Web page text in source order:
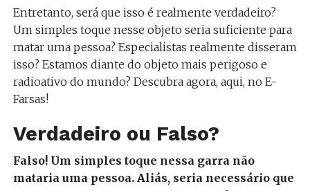
Entretanto, será que isso é realmente verdadeiro?
Um simples toque nesse objeto seria suficiente para
matar uma pessoa? Especialistas realmente disseram
isso? Estamos diante do objeto mais perigoso e
radioativo do mundo? Descubra agora, aqui, no E-
Farsas!
Verdadeiro ou Falso?
Falso! Um simples toque nessa garra não
mataria uma pessoa. Aliás, seria necessário que